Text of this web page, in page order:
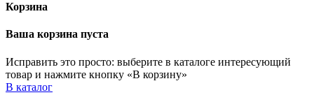
Корзина
Ваша корзина пуста
Исправить это просто: выберите в каталоге интересующий
товар и нажмите кнопку «В корзину»
В каталог